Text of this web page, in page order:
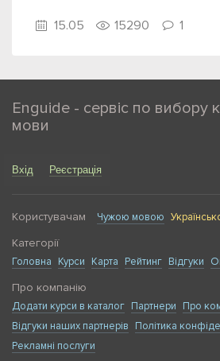
15.05 15290 1
Enguide - сервіс по вибору
мови
Вхід Реєстрація
Користувачам Чужою мовою
Категорії
Головна Курси Карта Рейтинг Відгуки
Про компанію
Додати курси в каталог Партнери Про
Відгуки наших партнерів
Політика
Рекламні послуги